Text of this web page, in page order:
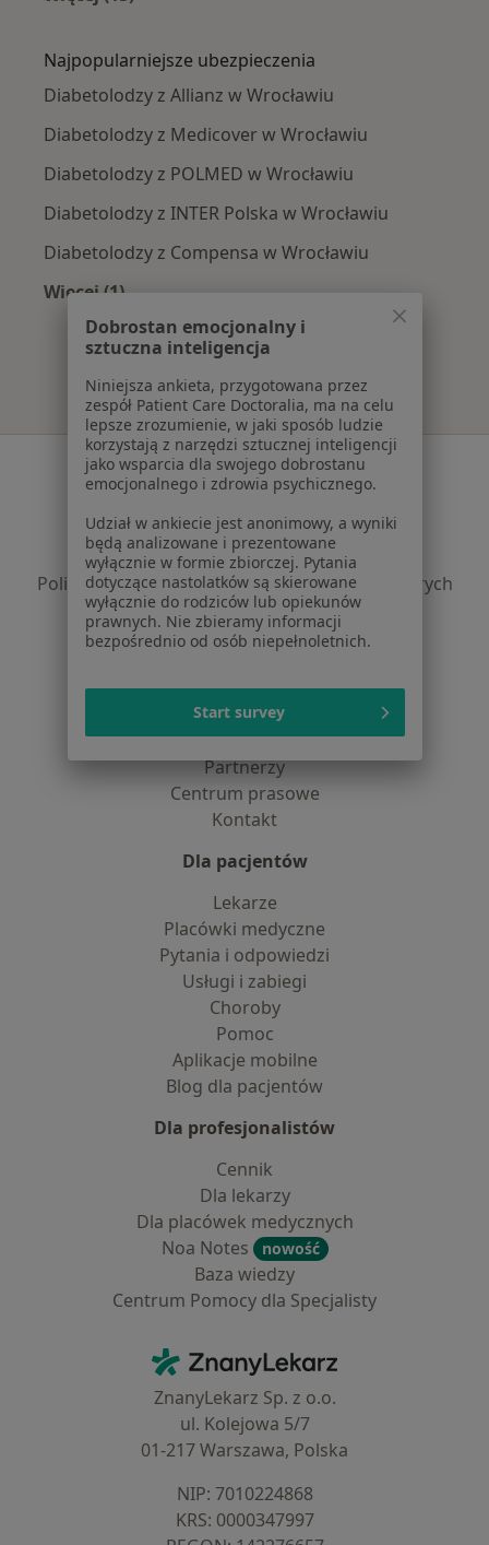
Najpopularniejsze ubezpieczenia
Diabetolodzy z Allianz w Wrocławiu
Diabetolodzy z Medicover w Wrocławiu
Diabetolodzy z POLMED w Wrocławiu
Diabetolodzy z INTER Polska w Wrocławiu
Diabetolodzy z Compensa w Wrocławiu
Więcej (1)
Więcej w kategorii: Najpopularniejsze
Serwis
Polityka prywatności pacjentów
Polityka prywatności profesjonalistów
Polityka prywatności dla profesjonalistów, których
dane pozyskaliśmy samodzielnie
Polityka cookies
Dostępność
O nas
Praca Rekrutujemy!
Partnerzy
Centrum prasowe
Kontakt
Dla pacjentów
Lekarze
Placówki medyczne
Pytania i odpowiedzi
Usługi i zabiegi
Choroby
Pomoc
Aplikacje mobilne
Blog dla pacjentów
Dla profesjonalistów
Cennik
Dla lekarzy
Dla placówek medycznych
Noa Notes
nowość
Baza wiedzy
Centrum Pomocy dla Specjalisty
ZnanyLekarz - Strona główna
ZnanyLekarz Sp. z o.o.
ul. Kolejowa 5/7
01-217 Warszawa, Polska
NIP: ⁠7010224868
KRS: ⁠0000347997
Dobrostan emocjonalny i
sztuczna inteligencja
Niniejsza ankieta, przygotowana przez
zespół Patient Care Doctoralia, ma na celu
lepsze zrozumienie, w jaki sposób ludzie
korzystają z narzędzi sztucznej inteligencji
jako wsparcia dla swojego dobrostanu
emocjonalnego i zdrowia psychicznego.
Udział w ankiecie jest anonimowy, a wyniki
będą analizowane i prezentowane
wyłącznie w formie zbiorczej. Pytania
dotyczące nastolatków są skierowane
wyłącznie do rodziców lub opiekunów
prawnych. Nie zbieramy informacji
bezpośrednio od osób niepełnoletnich.
Start survey